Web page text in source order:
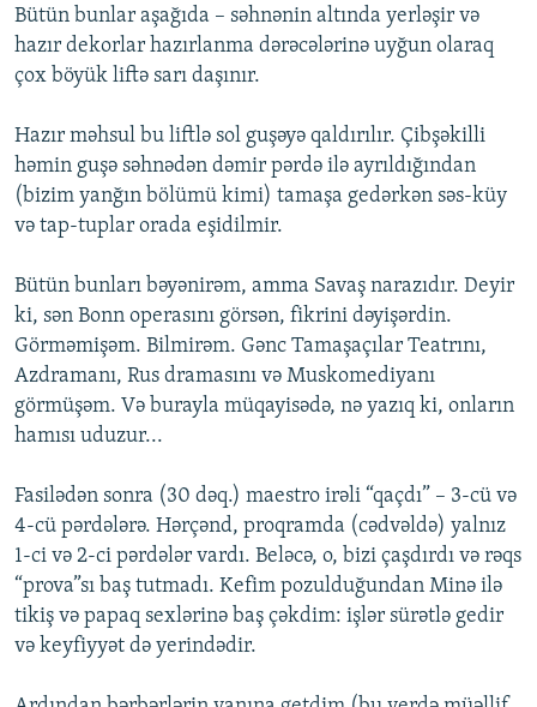
Bütün bunlar aşağıda – səhnənin altında yerləşir və
hazır dekorlar hazırlanma dərəcələrinə uyğun olaraq
çox böyük liftə sarı daşınır.
Hazır məhsul bu liftlə sol guşəyə qaldırılır. Çibşəkilli
həmin guşə səhnədən dəmir pərdə ilə ayrıldığından
(bizim yanğın bölümü kimi) tamaşa gedərkən səs-küy
və tap-tuplar orada eşidilmir.
Bütün bunları bəyənirəm, amma Savaş narazıdır. Deyir
ki, sən Bonn operasını görsən, fikrini dəyişərdin.
Görməmişəm. Bilmirəm. Gənc Tamaşaçılar Teatrını,
Azdramanı, Rus dramasını və Muskomediyanı
görmüşəm. Və burayla müqayisədə, nə yazıq ki, onların
hamısı uduzur...
Fasilədən sonra (30 dəq.) maestro irəli “qaçdı” – 3-cü və
4-cü pərdələrə. Hərçənd, proqramda (cədvəldə) yalnız
1-ci və 2-ci pərdələr vardı. Beləcə, o, bizi çaşdırdı və rəqs
“prova”sı baş tutmadı. Kefim pozulduğundan Minə ilə
tikiş və papaq sexlərinə baş çəkdim: işlər sürətlə gedir
və keyfiyyət də yerindədir.